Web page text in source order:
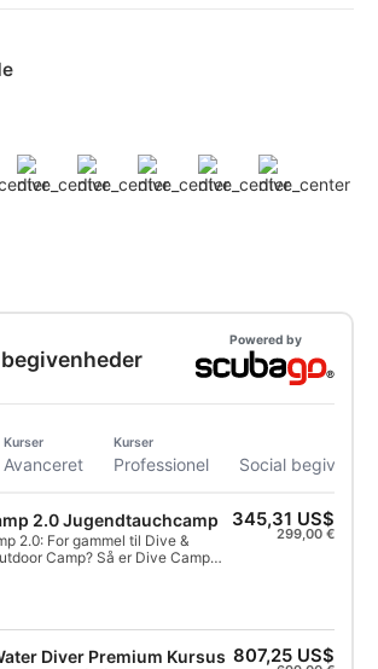
Powered by
Kurser
Avanceret
Kurser
Professionel Social
2.0 Jugendtauchcamp
2.0: For gammel til Dive &
Camp? Så er Dive Camp
Dette inkluderer tre dyk
Du får adgang til online-
345,31 US$
299,00 €
Diver Premium Kursus 807,25 US$